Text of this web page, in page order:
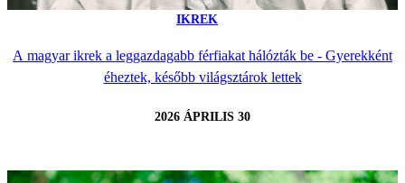
IKREK
A magyar ikrek a leggazdagabb férfiakat hálózták be - Gyerekként
éheztek, később világsztárok lettek
2026 ÁPRILIS 30